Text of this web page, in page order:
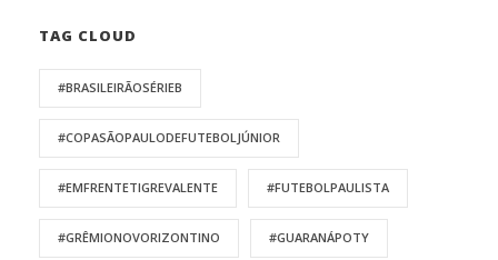
TAG CLOUD
#BRASILEIRÃOSÉRIEB
#COPASÃOPAULODEFUTEBOLJÚNIOR
#EMFRENTETIGREVALENTE #FUTEBOLPAULISTA
#GRÊMIONOVORIZONTINO #GUARANÁPOTY